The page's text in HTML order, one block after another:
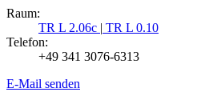
Raum:
TR L 2.06c
TR L 0.10
Telefon:
+49 341 3076-6313
E-Mail senden